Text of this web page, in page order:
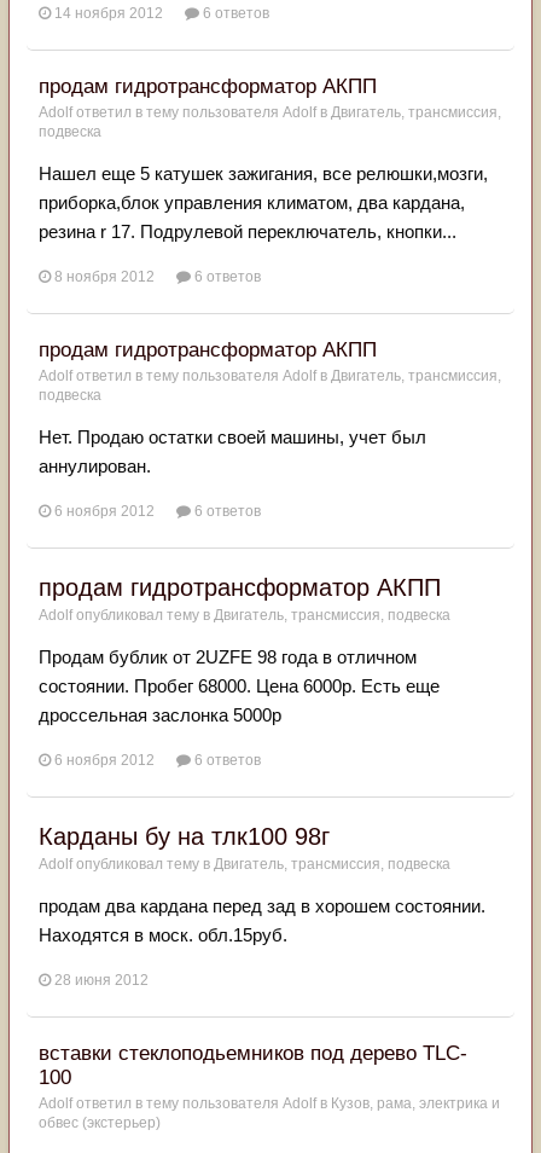
14 ноября 2012 6 ответов
продам гидротрансформатор АКПП
Adolfответил в тему пользователя Adolfв Двигатель, трансмиссия,
подвеска
Нашел еще 5 катушек зажигания, все релюшки,мозги,
приборка,блок управления климатом, два кардана,
резина r 17. Подрулевой переключатель, кнопки...
8 ноября 2012 6 ответов
продам гидротрансформатор АКПП
Adolfответил в тему пользователя Adolfв Двигатель, трансмиссия,
подвеска
Нет. Продаю остатки своей машины, учет был
аннулирован.
6 ноября 2012 6 ответов
продам гидротрансформатор АКПП
Adolfопубликовал тему в Двигатель, трансмиссия, подвеска
Продам бублик от 2UZFE 98 года в отличном
состоянии. Пробег 68000. Цена 6000р. Есть еще
дроссельная заслонка 5000р
6 ноября 2012 6 ответов
Карданы бу на тлк100 98г
Adolfопубликовал тему в Двигатель, трансмиссия, подвеска
продам два кардана перед зад в хорошем состоянии.
Находятся в моск. обл.15руб.
28 июня 2012
вставки стеклоподьемников под дерево TLC-
100
Adolfответил в тему пользователя Adolfв Кузов, рама, электрика и
обвес (экстерьер)